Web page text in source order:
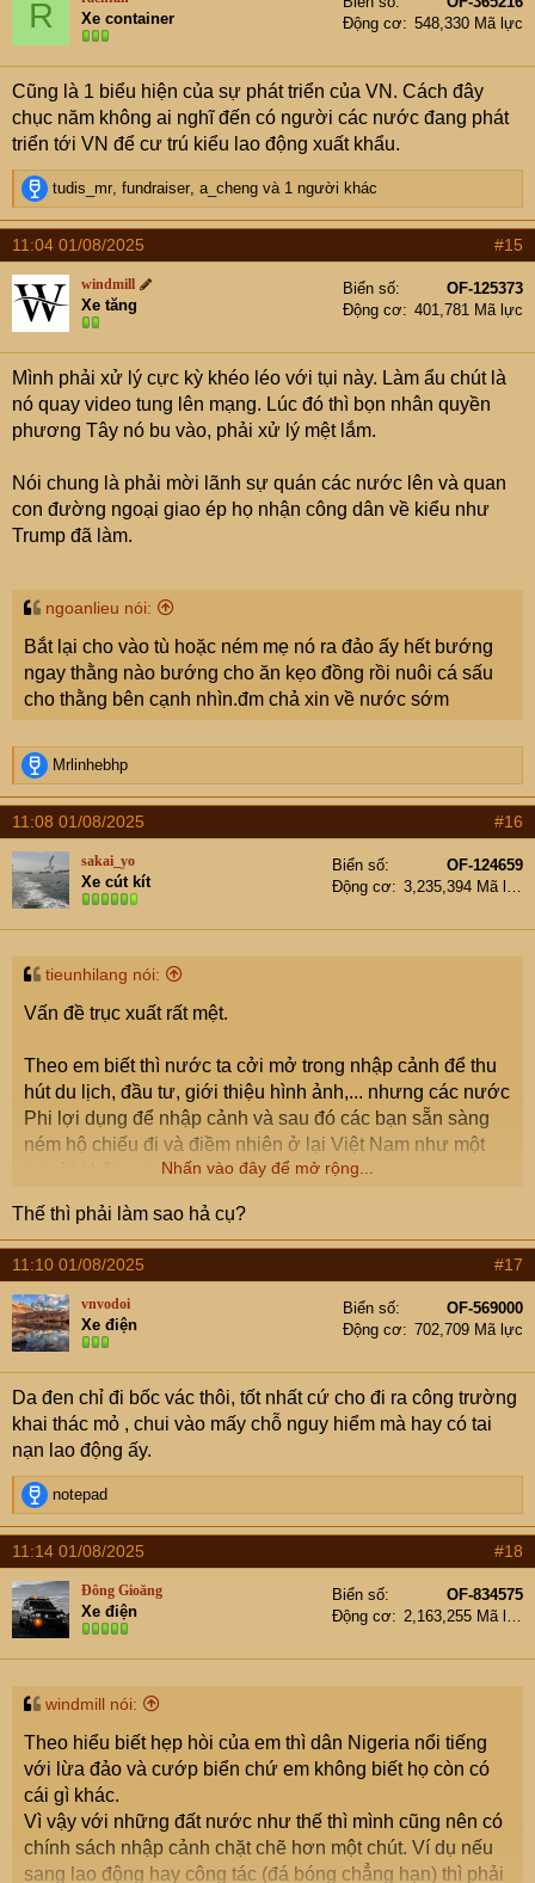
o
n
s
:
R Xe container
Động cơ
548,330 Mã lực
Cũng là 1 biểu hiện của sự phát triển của VN. Cách đây
chục năm không ai nghĩ đến có người các nước đang phát
triển tới VN để cư trú kiểu lao động xuất khẩu.
R
e
a
c
t
o
n
s
:
tudis_mr fundraiser a_cheng và 1 người khác
11:04 01/08/2025 #15
windmill
Xe tăng
Biển số
OF-125373
Động cơ
401,781 Mã lực
Mình phải xử lý cực kỳ khéo léo với tụi này. Làm ẩu chút là
nó quay video tung lên mạng. Lúc đó thì bọn nhân quyền
phương Tây nó bu vào, phải xử lý mệt lắm.
Nói chung là phải mời lãnh sự quán các nước lên và quan
con đường ngoại giao ép họ nhận công dân về kiểu như
Trump đã làm.
ngoanlieu nói:
Bắt lại cho vào tù hoặc ném mẹ nó ra đảo ấy hết bướng
ngay thằng nào bướng cho ăn kẹo đồng rồi nuôi cá sấu
cho thằng bên cạnh nhìn.đm chả xin về nước sớm
R
e
a
c
t
i
o
n
s
Mrlinhebhp
11:08 01/08/2025 #16
sakai_yo
Xe cút kít
Biển số
OF-124659
Động cơ
tieunhilang nói:
Vấn đề trục xuất rất mệt.
Theo em biết thì nước ta cởi mở trong nhập cảnh để thu
hút du lịch, đầu tư, giới thiệu hình ảnh,... nhưng các nước
Phi lợi dụng để nhập cảnh và sau đó các bạn sẵn sàng
ném hộ chiếu đi và điềm nhiên ở lại Việt Nam như một
người không quốc tịch.
Nếu cảnh sát phát hiện vấn đề cư trú, phải trục xuất cũng
rất mệt, không biết họ thuộc quốc gia nào, rồi phải chăm
sóc, mua vé về nước cho họ,...
Nhấn vào đây để mở rộng...
Thế thì phải làm sao hả cụ?
11:10 01/08/2025 #17
vnvodoi
Xe điện
Biển số
OF-569000
Động cơ
702,709 Mã lực
Da đen chỉ đi bốc vác thôi, tốt nhất cứ cho đi ra công trường
khai thác mỏ , chui vào mấy chỗ nguy hiểm mà hay có tai
nạn lao động ấy.
R
e
a
c
t
i
o
n
s
notepad
11:14 01/08/2025 #18
Đông Gioăng
Xe điện
Biển số
OF-834575
Động cơ
windmill nói:
Theo hiểu biết hẹp hòi của em thì dân Nigeria nổi tiếng
với lừa đảo và cướp biển chứ em không biết họ còn có
cái gì khác.
Vì vậy với những đất nước như thế thì mình cũng nên có
chính sách nhập cảnh chặt chẽ hơn một chút. Ví dụ nếu
sang lao động hay công tác (đá bóng chẳng hạn) thì phải